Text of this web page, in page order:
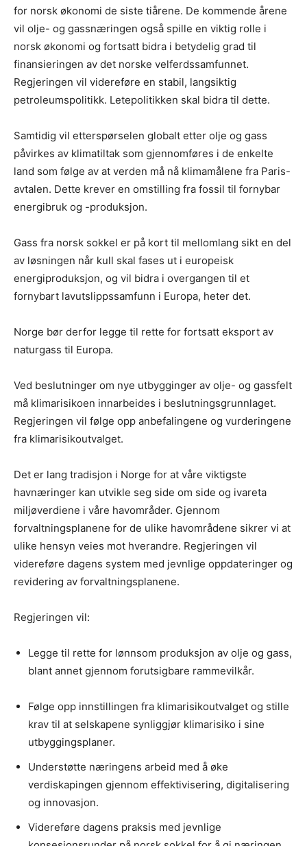
for norsk økonomi de siste tiårene. De kommende årene
vil olje- og gassnæringen også spille en viktig rolle i
norsk økonomi og fortsatt bidra i betydelig grad til
finansieringen av det norske velferdssamfunnet.
Regjeringen vil videreføre en stabil, langsiktig
petroleumspolitikk. Letepolitikken skal bidra til dette.
Samtidig vil etterspørselen globalt etter olje og gass
påvirkes av klimatiltak som gjennomføres i de enkelte
land som følge av at verden må nå klimamålene fra Paris-
avtalen. Dette krever en omstilling fra fossil til fornybar
energibruk og -produksjon.
Gass fra norsk sokkel er på kort til mellomlang sikt en del
av løsningen når kull skal fases ut i europeisk
energiproduksjon, og vil bidra i overgangen til et
fornybart lavutslippssamfunn i Europa, heter det.
Norge bør derfor legge til rette for fortsatt eksport av
naturgass til Europa.
Ved beslutninger om nye utbygginger av olje- og gassfelt
må klimarisikoen innarbeides i beslutningsgrunnlaget.
Regjeringen vil følge opp anbefalingene og vurderingene
fra klimarisikoutvalget.
Det er lang tradisjon i Norge for at våre viktigste
havnæringer kan utvikle seg side om side og ivareta
miljøverdiene i våre havområder. Gjennom
forvaltningsplanene for de ulike havområdene sikrer vi at
ulike hensyn veies mot hverandre. Regjeringen vil
videreføre dagens system med jevnlige oppdateringer og
revidering av forvaltningsplanene.
Regjeringen vil:
Legge til rette for lønnsom produksjon av olje og gass,
blant annet gjennom forutsigbare rammevilkår.
Følge opp innstillingen fra klimarisikoutvalget og stille
krav til at selskapene synliggjør klimarisiko i sine
utbyggingsplaner.
Understøtte næringens arbeid med å øke
verdiskapingen gjennom effektivisering, digitalisering
og innovasjon.
Videreføre dagens praksis med jevnlige